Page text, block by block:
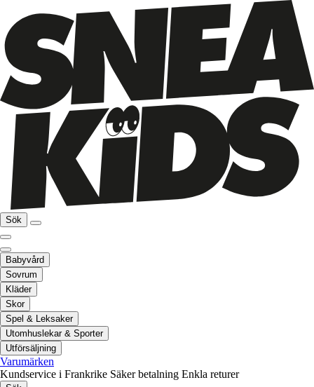
Sök
Babyvård
Sovrum
Kläder
Skor
Spel & Leksaker
Utomhuslekar & Sporter
Utförsäljning
Varumärken
Kundservice i Frankrike Säker betalning Enkla returer